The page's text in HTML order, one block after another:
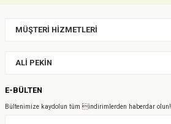
MÜŞTERİ HİZMETLERİ
ALİ PEKİN
E-BÜLTEN
Bültenimize kaydolun tüm indirimlerden haberdar olun!